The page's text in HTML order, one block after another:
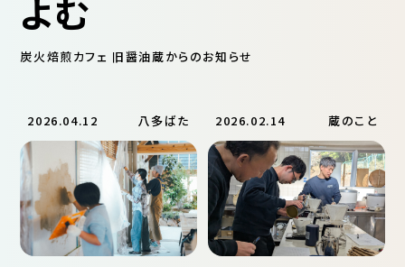
よむ
炭火焙煎カフェ 旧醤油蔵からのお知らせ
2026.04.12 八多ばた 2026.02.14 蔵のこと